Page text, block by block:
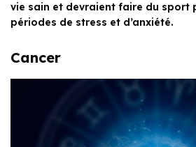
vie sain et devraient faire du sport
périodes de stress et d’anxiété.
Cancer